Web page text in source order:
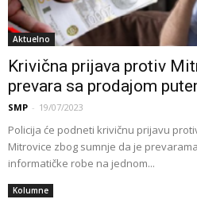
Aktuelno
Krivična prijava protiv
prevara sa prodajom
SMP - 19/07/2023
Policija će podneti krivičnu prijavu
Mitrovice zbog sumnje da je
informatičke robe na jednom...
Kolumne